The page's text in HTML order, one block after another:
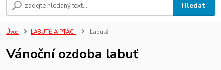
Hledat
Úvod LABUTĚ A PTÁCI Labutě
Vánoční ozdoba labuť